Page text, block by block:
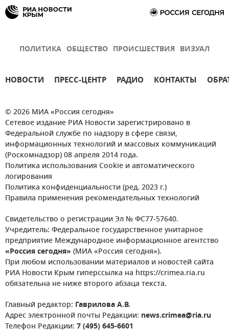
ПОЛИТИКА ОБЩЕСТВО ПРОИСШЕСТВИЯ ВИЗУАЛ
НОВОСТИ ПРЕСС-ЦЕНТР РАДИО КОНТАКТЫ
© 2026 МИА «Россия сегодня»
Сетевое издание РИА Новости зарегистрировано в
Федеральной службе по надзору в сфере связи,
информационных технологий и массовых коммуникаций
(Роскомнадзор) 08 апреля 2014 года.
Политика использования Cookie и автоматического
логирования
Политика конфиденциальности (ред. 2023 г.)
Правила применения рекомендательных технологий
Свидетельство о регистрации Эл № ФС77-57640.
Учредитель: Федеральное государственное унитарное
предприятие Международное информационное агентство
«Россия сегодня» (МИА «Россия сегодня»).
При любом использовании материалов и новостей сайта
РИА Новости Крым гиперссылка на https://crimea.ria.ru
обязательна не ниже второго абзаца текста.
Главный редактор: Гаврилова А.В.
Адрес электронной почты Редакции: news.crimea@ria.ru
Телефон Редакции: 7 (495) 645-6601